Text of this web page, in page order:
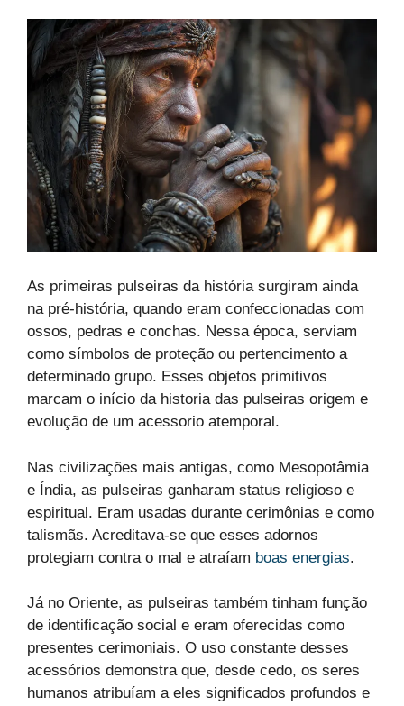
As primeiras pulseiras da história surgiram ainda
na pré-história, quando eram confeccionadas com
ossos, pedras e conchas. Nessa época, serviam
como símbolos de proteção ou pertencimento a
determinado grupo. Esses objetos primitivos
marcam o início da historia das pulseiras origem e
evolução de um acessorio atemporal.
Nas civilizações mais antigas, como Mesopotâmia
e Índia, as pulseiras ganharam status religioso e
espiritual. Eram usadas durante cerimônias e como
talismãs. Acreditava-se que esses adornos
protegiam contra o mal e atraíam boas energias.
Já no Oriente, as pulseiras também tinham função
de identificação social e eram oferecidas como
presentes cerimoniais. O uso constante desses
acessórios demonstra que, desde cedo, os seres
humanos atribuíam a eles significados profundos e